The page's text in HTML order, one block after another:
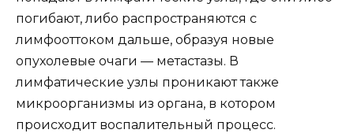
погибают, либо распространяются с
лимфооттоком дальше, образуя новые
опухолевые очаги — метастазы. В
лимфатические узлы проникают также
микроорганизмы из органа, в котором
происходит воспалительный процесс.